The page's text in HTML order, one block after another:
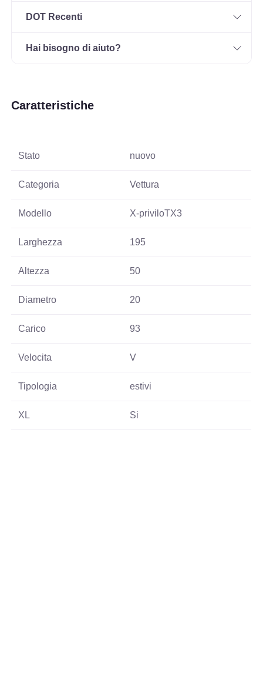
DOT Recenti
Hai bisogno di aiuto?
Caratteristiche
Stato nuovo
Categoria Vettura
Modello X-priviloTX3
Larghezza 195
Altezza 50
Diametro 20
Carico 93
Velocita V
Tipologia estivi
XL Si